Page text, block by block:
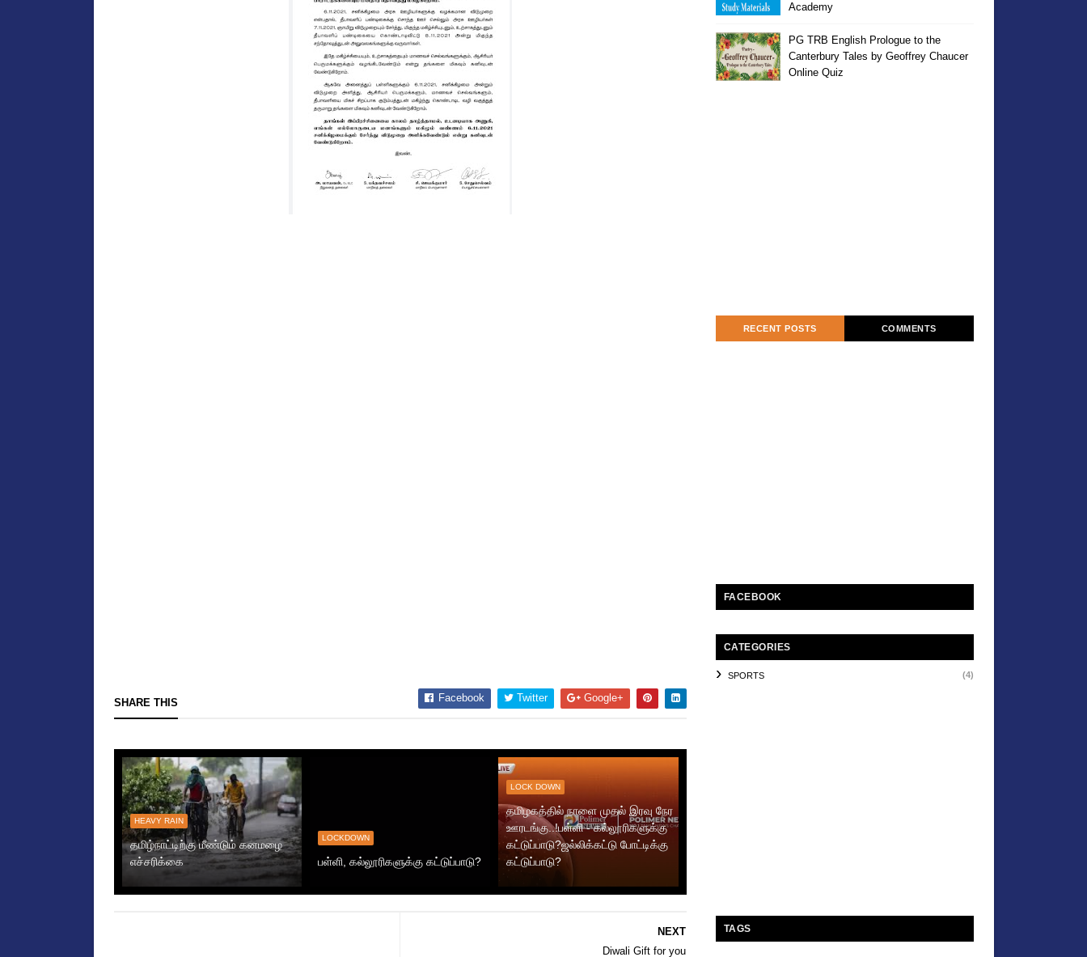
SHARE THIS Facebook Twitter Google+
HEAVY RAIN
தமிழ்நாட்டிற்கு மீண்டும் கனமழை
எச்சரிக்கை
LOCKDOWN
பள்ளி, கல்லூரிகளுக்கு கட்டுப்பாடு?
LOCK DOWN
தமிழகத்தில் நாளை முதல் இரவு நேர
ஊரடங்கு..!பள்ளி - கல்லூரிகளுக்கு
கட்டுப்பாடு?ஜல்லிக்கட்டு போட்டிக்கு
கட்டுப்பாடு?
NEXT
Diwali Gift for you
Academy
PG TRB English Prologue to the
Canterbury Tales by Geoffrey Chaucer
Online Quiz
RECENT POSTS COMMENTS
FACEBOOK
CATEGORIES
SPORTS (4)
TAGS